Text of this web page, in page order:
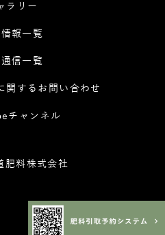
ラリー
報一覧
信一覧
関するお問い合わせ
チャンネル
肥料株式会社